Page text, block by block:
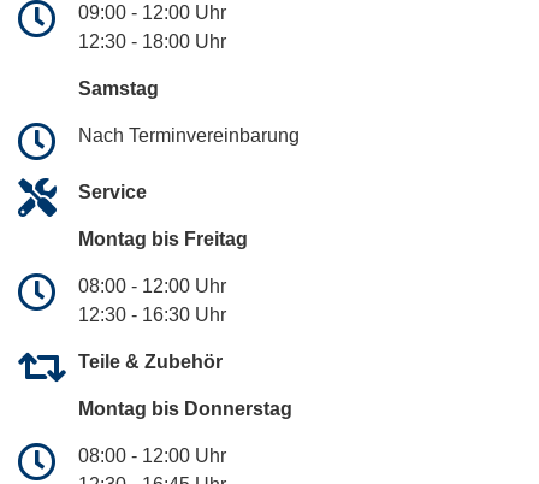
09:00 - 12:00 Uhr
12:30 - 18:00 Uhr
Samstag
Nach Terminvereinbarung
Service
Montag bis Freitag
08:00 - 12:00 Uhr
12:30 - 16:30 Uhr
Teile & Zubehör
Montag bis Donnerstag
08:00 - 12:00 Uhr